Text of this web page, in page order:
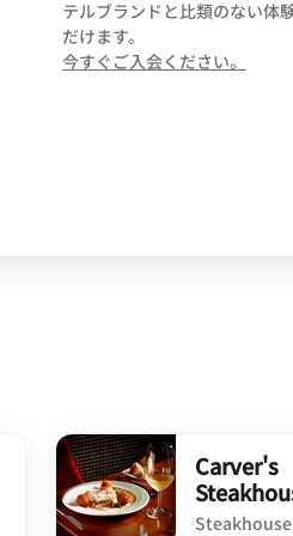
テルブランドと比類のない体
だけます。
今すぐご入会ください。
Carver's
Steakhouse